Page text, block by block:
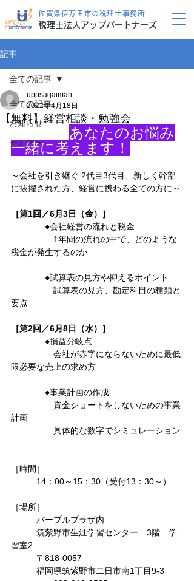
佐賀県伊万里市の税理士事務所
税理士法人アップパートナーズ
記事
全ての記事
お知らせ
セミナー
全ての記事
【無料】経営相談・勉強会
uppsagaimari
2022年4月18日
あなたのお悩み
一緒に考えます！
～会社を引き継ぐ 2代目3代目、新しく幹部
に抜擢された方、経営に携わる全ての方に～
［第1回／6月3日（金）］
●会社経営の流れと税金
1年間の流れの中で、どのような
税金が発生するのか
●試算表の見方や抑えるポイント
試算表の見方、勘定科目の種類と
要点
［第2回／6月8日（水）］
●損益分岐点
会社が赤字にならないために最低
限必要な売上の求め方
●事業計画の作成
資金ショートをしないための事業
計画
具体的な数字でシミュレーション
［時間］
14：00～15：30（受付13：30～）
［場所］
パープルプラザ内
筑紫野市生涯学習センター　3階　学
習室2
〒818-0057
福岡県筑紫野市二日市南1丁目9-3